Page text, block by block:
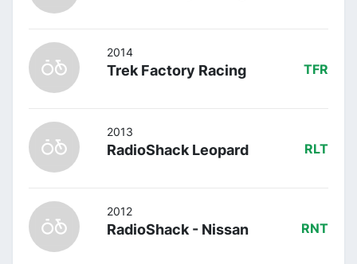
2014
Trek Factory Racing TFR
2013
RadioShack Leopard RLT
2012
RadioShack - Nissan RNT